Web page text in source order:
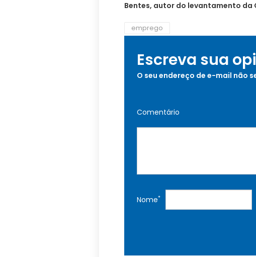
Bentes, autor do levantamento da
emprego
Escreva sua
O seu endereço de e-mail não
Comentário
Nome*